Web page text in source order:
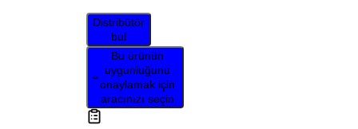
Distribütör
bul
Bu ürünün
uygunluğunu
onaylamak için
aracınızı seçin